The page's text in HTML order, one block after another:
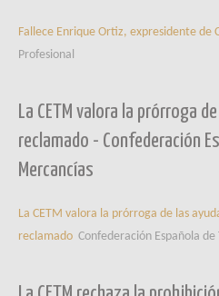
Fallece Enrique Ortiz, expresidente de
Profesional
La CETM valora la prórroga
reclamado - Confederación
Mercancías
La CETM valora la prórroga de las
reclamado Confederación Española